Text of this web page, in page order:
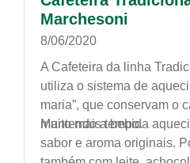
Marchesoni
8/06/2020
A Cafeteira da linha
utiliza o sistema de
maria”, que conservam o
muito mais tempo.
Mantendo a bebida
sabor e aroma originais.